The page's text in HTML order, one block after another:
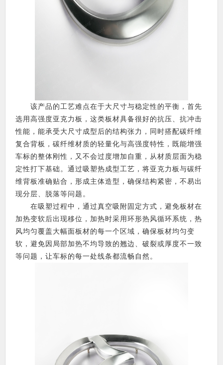
该产品的工艺难点在于大尺寸与稳定性的平衡，首先
选用高强度亚克力板，这类板材具备很好的抗压、抗冲击
性能，能承受大尺寸成型后的结构张力，同时搭配碳纤维
复合背板，碳纤维材质的轻量化与高强度特性，既能增强
车标的整体刚性，又不会过度增加自重，从材质层面为稳
定性打下基础。通过吸塑热成型工艺，将亚克力板与碳纤
维背板准确贴合，形成主体造型，确保结构紧密，不易出
现分层、脱落等问题。
在吸塑过程中，通过真空吸附固定方式，避免板材在
加热变软后出现移位，加热时采用环形热风循环系统，热
风均匀覆盖大幅面板材的每一个区域，确保板材均匀变
软，避免因局部加热不均导致的翘边、破裂或厚度不一致
等问题，让车标的每一处线条都流畅自然。